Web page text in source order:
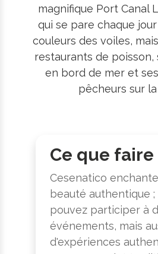
magnifique Port Canal
qui se pare chaque
couleurs des voiles,
restaurants de
en bord de mer et
pêcheurs sur
Ce que faire
Cesenatico
beauté authentique ;
pouvez participer à
événements, mais
d'expériences